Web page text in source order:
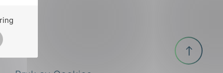
Til
toppen